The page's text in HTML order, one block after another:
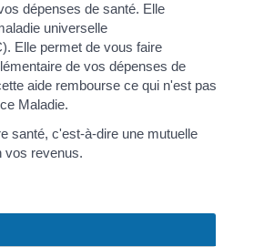
dépenses de santé. Elle
universelle
Elle permet de vous faire
de vos dépenses de
aide rembourse ce qui n'est pas
Maladie.
santé, c'est-à-dire une mutuelle
vos revenus.